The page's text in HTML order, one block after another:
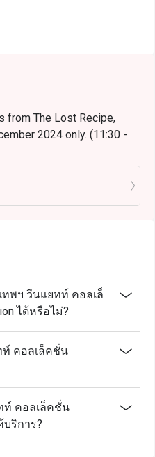
from The Lost Recipe,
2024 only. (11:30 -
otherwise indicated under
พฯ วีนแยทท์ คอลเล็
ได้หรือไม่?
ท์ คอลเล็คชั่น
ท์ คอลเล็คชั่น
บริการ?